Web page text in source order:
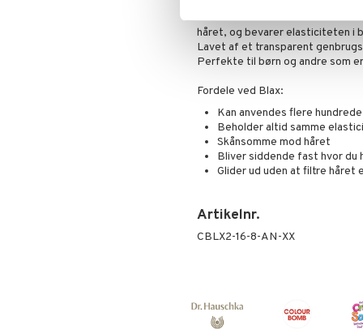
elastikker glider ind og ud af
hive et eneste hårstrå med ud!
håret, og bevarer elasticiteten i
Lavet af et transparent
Perfekte til børn og andre som
Fordele ved Blax:
Kan anvendes flere
Beholder altid samme
Skånsomme mod håret
Bliver siddende fast hvor du
Glider ud uden at filtre håret
Artikelnr.
CBLX2-16-8-AN-XX